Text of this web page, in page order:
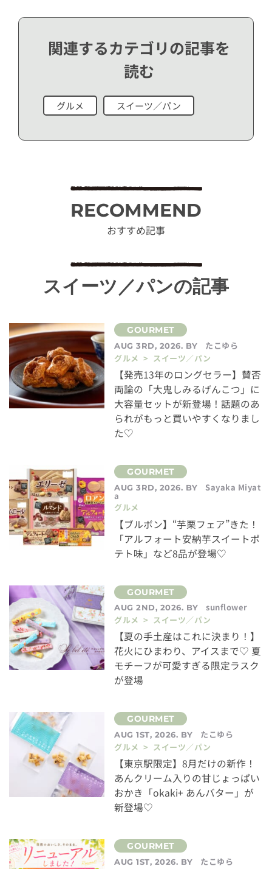
関連するカテゴリの記事を
読む
グルメ スイーツ／パン
RECOMMEND
おすすめ記事
スイーツ／パンの記事
AUG 3RD, 2026. BY
たこゆら
グルメ > スイーツ／パン
【発売13年のロングセラー】賛否
両論の「大鬼しみるげんこつ」に
大容量セットが新登場！話題のあ
られがもっと買いやすくなりまし
た♡
AUG 3RD, 2026. BY Sayaka Miyat
a
グルメ
【ブルボン】“芋栗フェア”きた！
「アルフォート安納芋スイートポ
テト味」など8品が登場♡
AUG 2ND, 2026. BY
sunflower
グルメ > スイーツ／パン
【夏の手土産はこれに決まり！】
花火にひまわり、アイスまで♡ 夏
モチーフが可愛すぎる限定ラスク
が登場
AUG 1ST, 2026. BY
たこゆら
グルメ > スイーツ／パン
【東京駅限定】8月だけの新作！
あんクリーム入りの甘じょっぱい
おかき「okaki+ あんバター」が
新登場♡
AUG 1ST, 2026. BY
たこゆら